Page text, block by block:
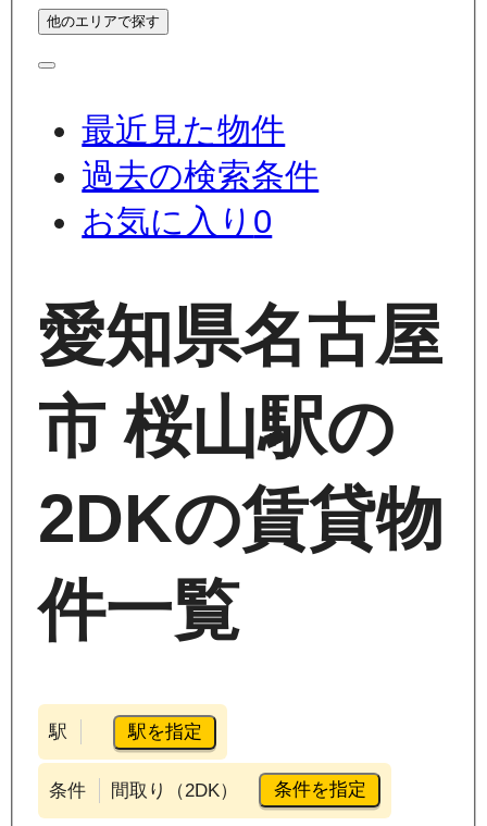
他のエリアで探す
最近見た物件
過去の検索条件
お気に入り 0
愛知県名古屋
市 桜山駅の
2DKの賃貸物
件一覧
駅 駅を指定
条件 間取り（2DK） 条件を指定